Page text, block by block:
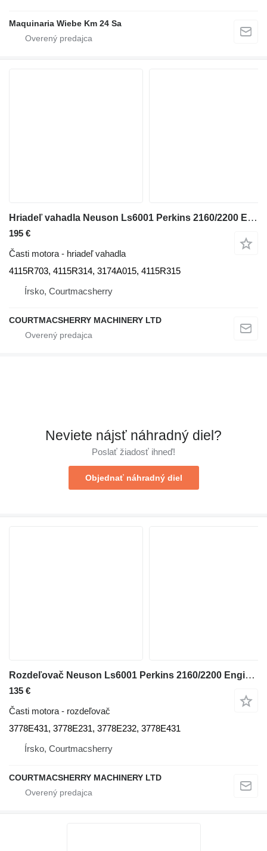
Maquinaria Wiebe Km 24 Sa
Hriadeľ vahadla Neuson Ls6001 Perkins 2160/2200 Engine Rocker Shaft 4115r703, 4115r314 4115R703 na mini dumpera Neuson Ls6001
195 €
Časti motora - hriadeľ vahadla
4115R703, 4115R314, 3174A015, 4115R315
Írsko, Courtmacsherry
COURTMACSHERRY MACHINERY LTD
Neviete nájsť náhradný diel?
Poslať žiadosť ihneď!
Objednať náhradný diel
Rozdeľovač Neuson Ls6001 Perkins 2160/2200 Engine Exhaust Manifold 3778e431, 3778e 3778E431 na mini dumpera
135 €
Časti motora - rozdeľovač
3778E431, 3778E231, 3778E232, 3778E431
Írsko, Courtmacsherry
COURTMACSHERRY MACHINERY LTD